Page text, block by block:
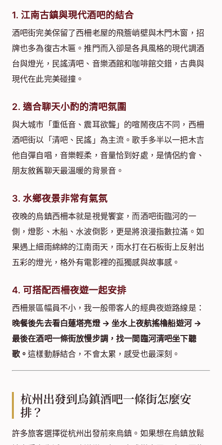
1. 江南古鎮與現代酒吧的結合
酒吧街完美保留了西柵老屋的飛簷峭壁與木門木窗，招
牌也多為復古木匾。推門而入卻是各具風格的現代調酒
台與燈光，民謠清吧、音樂酒館和咖啡館交錯，古典與
現代在此完美碰撞。
2. 適合聊天小酌的清吧氛圍
與大城市「重低音、震耳欲聾」的喧鬧夜店不同，西柵
酒吧街以「清吧、民謠」為主流。歌手多半以一把木吉
他自彈自唱，音樂輕柔，音量恰到好處，是情侶約會、
朋友敘舊聊天最溫暖的背景音。
3. 水鄉夜景非常有氣氛
夜晚的烏鎮西柵本就是視覺饗宴，而酒吧街臨河的一
側，燈影、木船、水波倒影，更是將浪漫指數拉滿。如
果遇上細雨綿綿的江南雨天，雨水打在石板街上反射出
五彩的燈光，格外有電影裡的孤獨感與故事感。
4. 可搭配西柵夜遊一起安排
西柵景區幅員不小，我一般帶客人的經典夜遊路線是：
晚餐後先去看白蓮塔亮燈 → 坐水上夜航搖櫓船遊河 →
最後在酒吧一條街放慢步調，找一間臨河清吧坐下聽
歌。這樣動靜結合，不會太累，感受也最深刻。
杭州出發到烏鎮酒吧一條街怎麼安
排？
許多旅客選擇從杭州出發前來烏鎮。如果想在烏鎮放鬆